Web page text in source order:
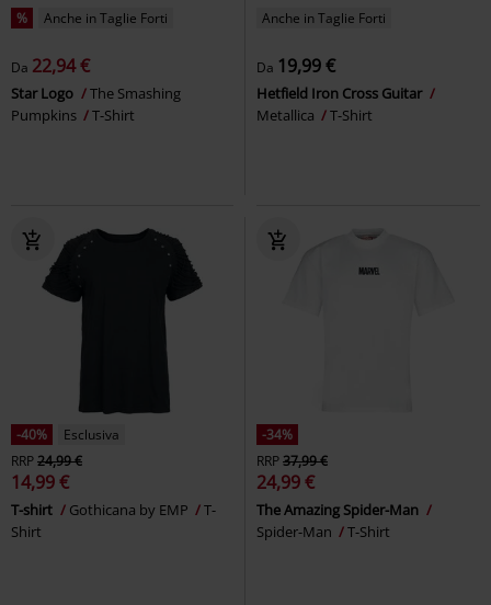
% Anche in Taglie Forti
Da 22,94 €
Star Logo
The Smashing
Pumpkins
T-Shirt
Anche in Taglie Forti
Da 19,99 €
Hetfield Iron Cross Guitar
Metallica
T-Shirt
-40%
Esclusiva
RRP24,99 €
14,99 €
T-shirt Gothicana by EMP
T-
Shirt
-34%
RRP37,99 €
24,99 €
The Amazing Spider-Man
Spider-Man
T-Shirt